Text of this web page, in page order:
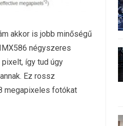
akkor is jobb minőségű
négyszeres
így tud úgy
Ez rossz
megapixeles fotókat